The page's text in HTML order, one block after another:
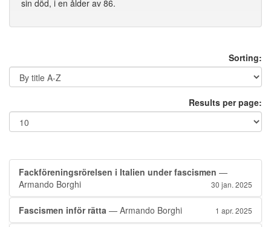
sin död, i en ålder av 86.
Sorting:
Results per page:
Fackföreningsrörelsen i Italien under fascismen —
Armando Borghi
30 jan. 2025
Fascismen inför rätta — Armando Borghi 1 apr. 2025